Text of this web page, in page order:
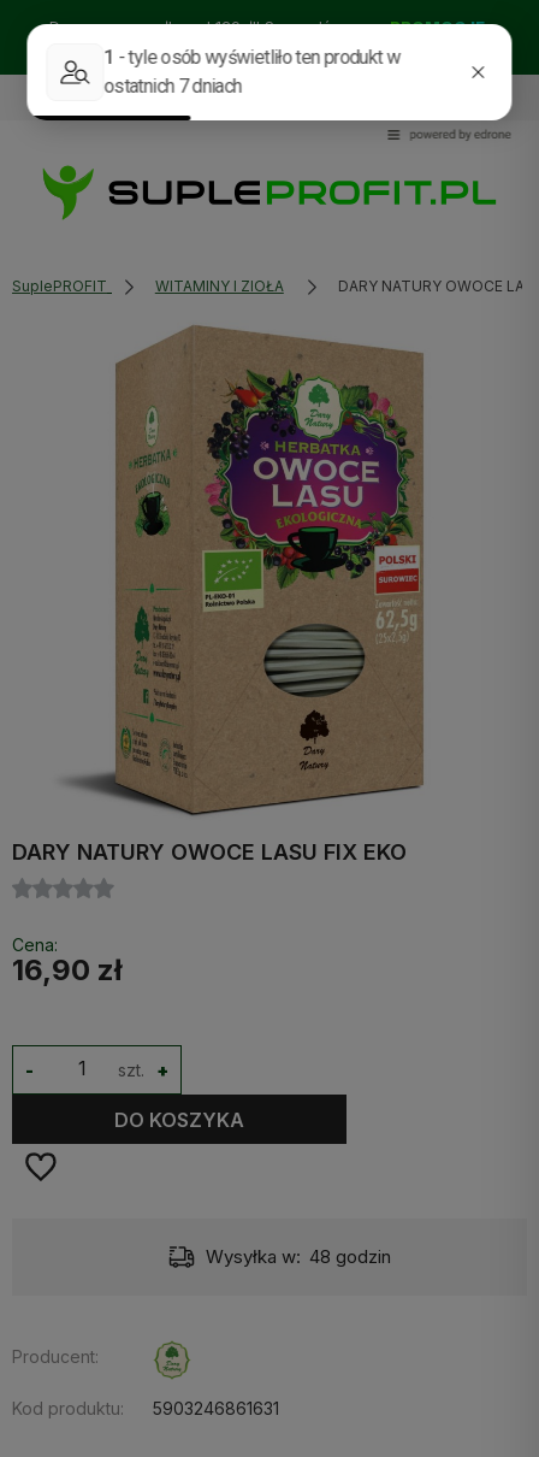
Darmowa wysyłka od 129zł!! Sprawdź nasze:PROMOCJE
BESTSELLERY
NOWOŚCI
535114318
SuplePROFIT WITAMINY I ZIOŁA DARY NATURY OWOCE
DARY NATURY OWOCE LASU FIX EKO
Cena:
16,90 zł
szt. +
-
DO KOSZYKA
Wysyłka w: 48 godzin
Producent:
Kod produktu: 5903246861631